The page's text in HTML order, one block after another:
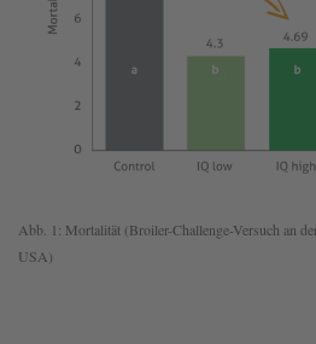
Abb. 1: Mortalität (Broiler-Challenge-Versuch an
USA)